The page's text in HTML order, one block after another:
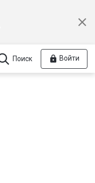
Поиск Войти